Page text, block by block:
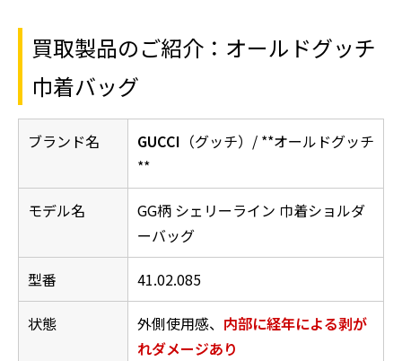
買取製品のご紹介：オールドグッチ
巾着バッグ
ブランド名 GUCCI （グッチ）/ **オールドグッチ
**
モデル名
GG柄 シェリーライン 巾着ショルダ
ーバッグ
型番 41.02.085
状態 外側使用感、 内部に経年による剥が
れダメージあり